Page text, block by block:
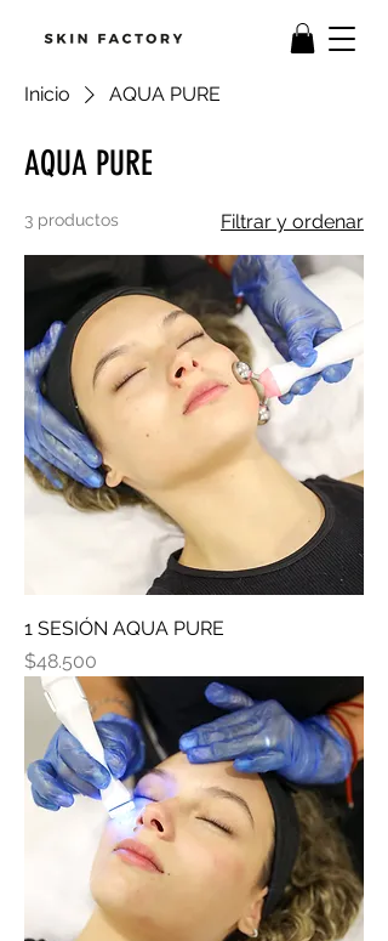
Inicio AQUA PURE
AQUA PURE
3 productos Filtrar y ordenar
1 SESIÓN AQUA PURE
Precio
$48.500